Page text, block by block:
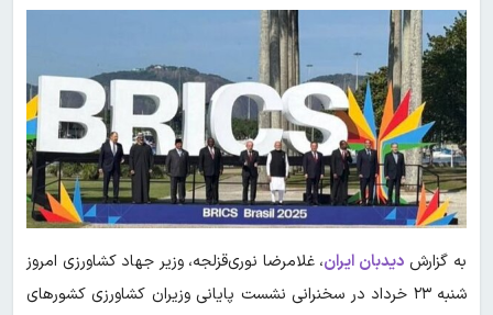
به گزارش دیدبان ایران،غلامرضا نوری‌قزلجه، وزیر جهاد کشاورزی امروز
شنبه ۲۳ خرداد در سخنرانی نشست پایانی وزیران کشاورزی کشورهای